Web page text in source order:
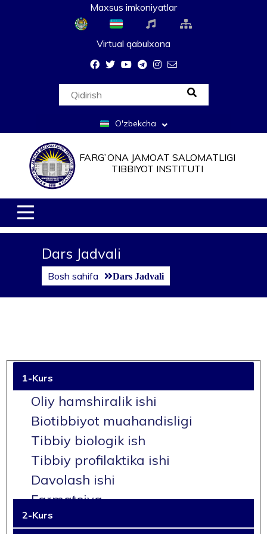
Maxsus imkoniyatlar
Virtual qabulxona
O'zbekcha
FARG`ONA JAMOAT SALOMATLIGI
TIBBIYOT INSTITUTI
Dars Jadvali
Bosh sahifa Dars Jadvali
1-Kurs
Oliy hamshiralik ishi
Biotibbiyot muahandisligi
Tibbiy biologik ish
Tibbiy profilaktika ishi
Davolash ishi
Farmatsiya
Pediatriya
2-Kurs